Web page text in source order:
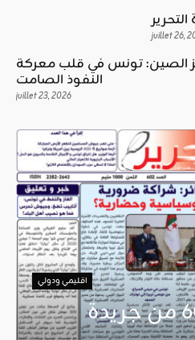
juillet 26,
الصين: تونس في قلب معركة
النفوذ الصامت
juillet 23, 2026
اقليمي ودولي
صدور العدد 602 من جريدة